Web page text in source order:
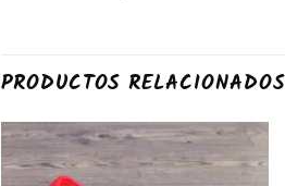
PRODUCTOS RELACIONADOS